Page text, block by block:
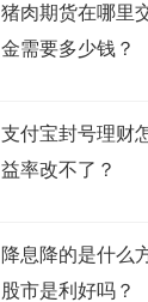
猪肉期货在哪里
金需要多少钱？
支付宝封号理财
益率改不了？
降息降的是什么
股市是利好吗？